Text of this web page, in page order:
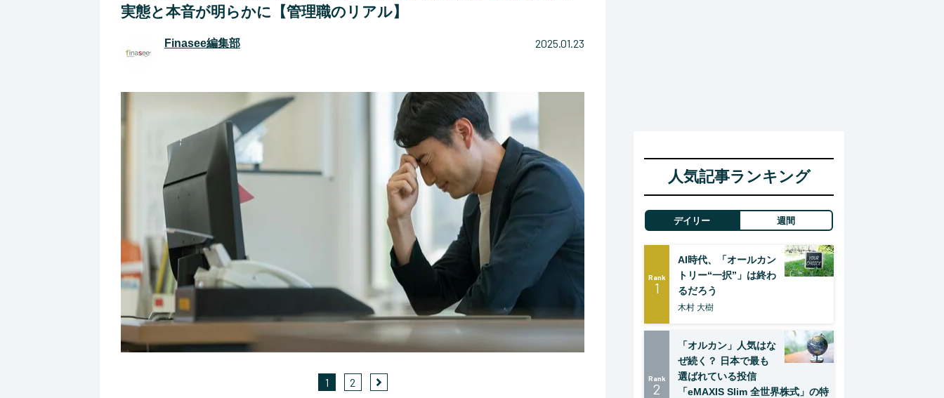
実態と本音が明らかに【管理職のリアル】
Finasee編集部 2025.01.23
1 2
人気記事ランキング
デイリー 週間
Rank
1
AI時代、「オールカン
トリー“一択”」は終わ
るだろう
木村 大樹
Rank
2
「オルカン」人気はな
ぜ続く？ 日本で最も
選ばれている投信
「eMAXIS Slim 全世界株式」の特